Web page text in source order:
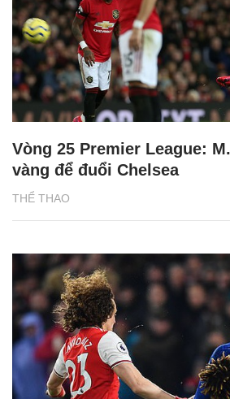
THỂ THAO
Vòng 25 Premier League:
vàng để đuổi Chelsea